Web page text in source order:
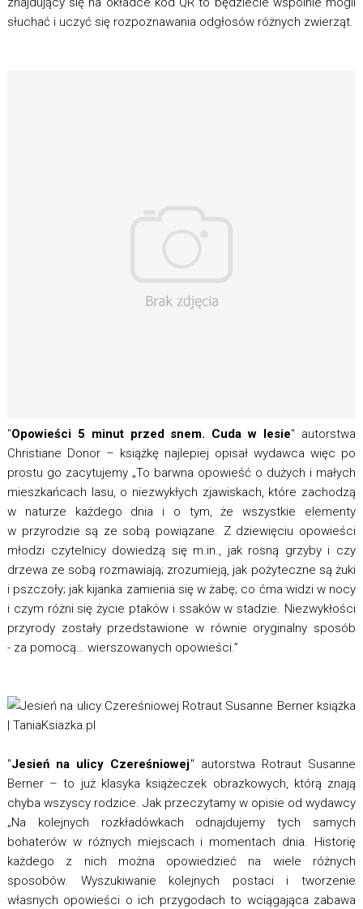
słuchać i uczyć się rozpoznawania odgłosów różnych zwierząt.
"Opowieści 5 minut przed snem. Cuda w lesie" autorstwa
Christiane Donor – książkę najlepiej opisał wydawca więc po
prostu go zacytujemy „To barwna opowieść o dużych i małych
mieszkańcach lasu, o niezwykłych zjawiskach, które zachodzą
w naturze każdego dnia i o tym, że wszystkie elementy
w przyrodzie są ze sobą powiązane. Z dziewięciu opowieści
młodzi czytelnicy dowiedzą się m.in., jak rosną grzyby i czy
drzewa ze sobą rozmawiają; zrozumieją, jak pożyteczne są żuki
i pszczoły; jak kijanka zamienia się w żabę; co ćma widzi w nocy
i czym różni się życie ptaków i ssaków w stadzie. Niezwykłości
przyrody zostały przedstawione w równie oryginalny sposób
- za pomocą… wierszowanych opowieści.”
"Jesień na ulicy Czereśniowej" autorstwa Rotraut Susanne
Berner – to już klasyka książeczek obrazkowych, którą znają
chyba wszyscy rodzice. Jak przeczytamy w opisie od wydawcy
„Na kolejnych rozkładówkach odnajdujemy tych samych
bohaterów w różnych miejscach i momentach dnia. Historię
każdego z nich można opowiedzieć na wiele różnych
sposobów. Wyszukiwanie kolejnych postaci i tworzenie
własnych opowieści o ich przygodach to wciągająca zabawa